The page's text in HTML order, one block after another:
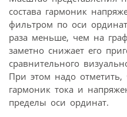
состава гармоник
фильтром по оси
раза меньше, чем на
заметно снижает его
сравнительного
При этом надо
гармоник тока и
пределы оси ординат.